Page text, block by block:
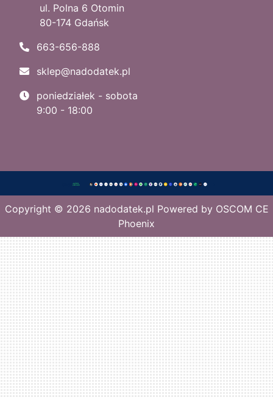
ul. Polna 6 Otomin
80-174 Gdańsk
663-656-888
sklep@nadodatek.pl
poniedziałek - sobota
9:00 - 18:00
Copyright © 2026 nadodatek.pl Powered by OSCOM CE
Phoenix